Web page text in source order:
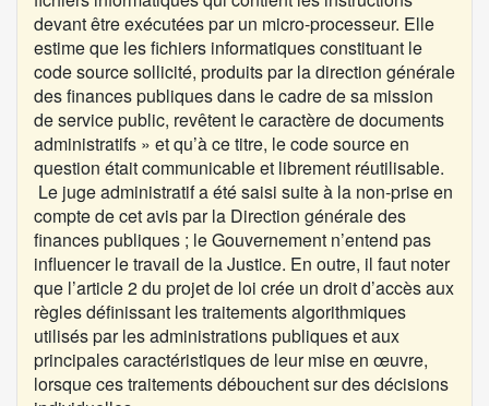
devant être exécutées par un micro-processeur. Elle
estime que les fichiers informatiques constituant le
code source sollicité, produits par la direction générale
des finances publiques dans le cadre de sa mission
de service public, revêtent le caractère de documents
administratifs » et qu’à ce titre, le code source en
question était communicable et librement réutilisable.
Le juge administratif a été saisi suite à la non-prise en
compte de cet avis par la Direction générale des
finances publiques ; le Gouvernement n’entend pas
influencer le travail de la Justice. En outre, il faut noter
que l’article 2 du projet de loi crée un droit d’accès aux
règles définissant les traitements algorithmiques
utilisés par les administrations publiques et aux
principales caractéristiques de leur mise en œuvre,
lorsque ces traitements débouchent sur des décisions